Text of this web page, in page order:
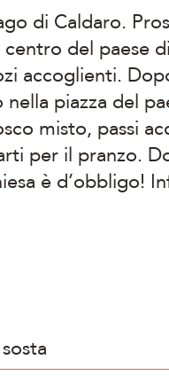
di Caldaro.
del paese
accoglienti.
piazza del
misto, passi
per il pranzo.
è d’obbligo!